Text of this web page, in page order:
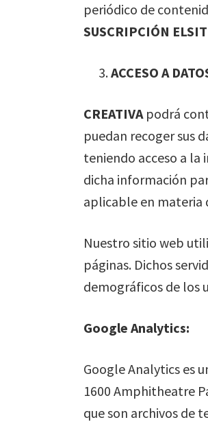
periódico de
SUSCRIPCIÓN
ACCESO A
CREATIVA podrá
puedan recoger sus
teniendo acceso a la
dicha información
aplicable en materia
Nuestro sitio web
páginas. Dichos
demográficos de los
Google Analytics:
Google Analytics es
1600 Amphitheatre
que son archivos de